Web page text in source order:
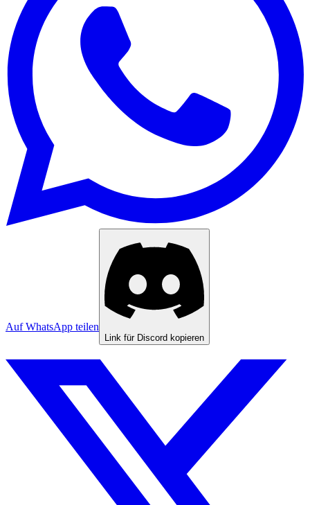
Auf WhatsApp teilen
Link für Discord kopieren